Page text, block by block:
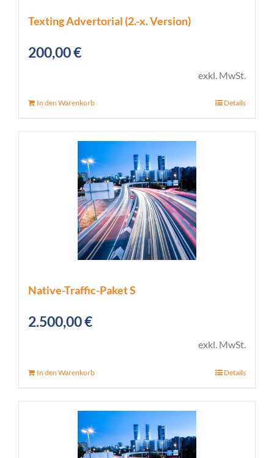
Texting Advertorial (2.-x. Version)
200,00€
exkl. MwSt.
In den Warenkorb Details
Native-Traffic-Paket S
2.500,00€
exkl. MwSt.
In den Warenkorb Details